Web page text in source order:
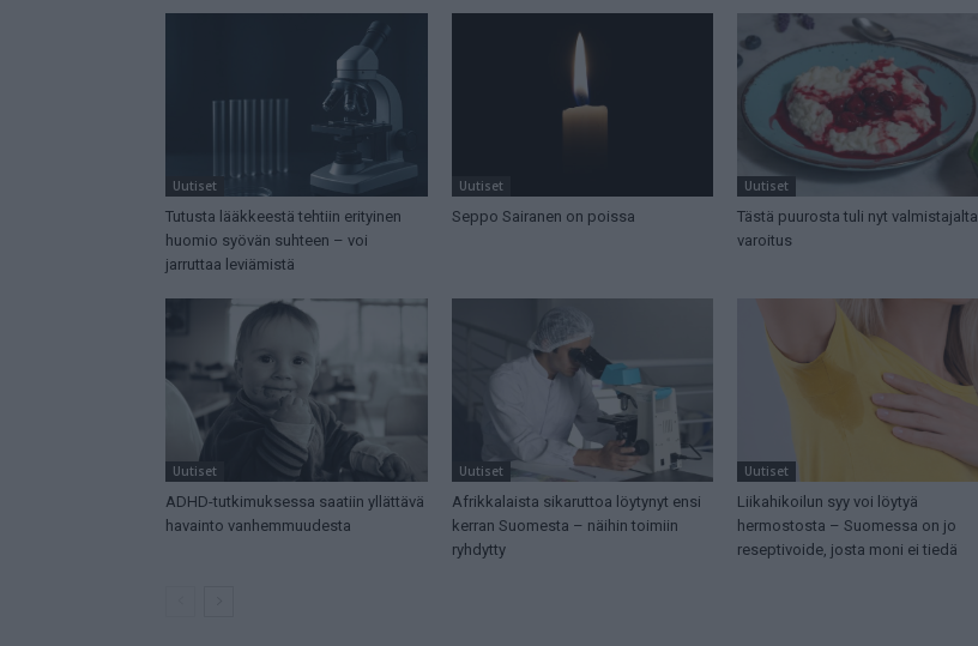
Uutiset
Tutusta lääkkeestä tehtiin erityinen
huomio syövän suhteen – voi
jarruttaa leviämistä
Uutiset
Seppo Sairanen on poissa
Uutiset
Tästä puurosta tuli nyt valmistajalta
varoitus
Uutiset
ADHD-tutkimuksessa saatiin yllättävä
havainto vanhemmuudesta
Uutiset
Afrikkalaista sikaruttoa löytynyt ensi
kerran Suomesta – näihin toimiin
ryhdytty
Uutiset
Liikahikoilun syy voi löytyä
hermostosta – Suomessa on jo
reseptivoide, josta moni ei tiedä